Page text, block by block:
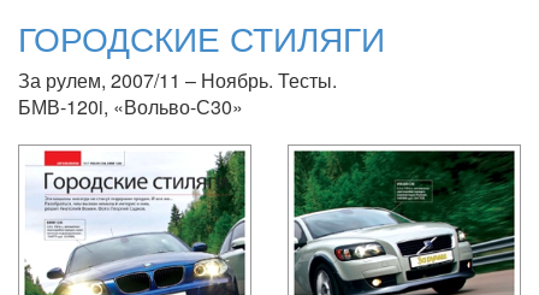
ГОРОДСКИЕ СТИЛЯГИ
За рулем, 2007/11 – Ноябрь. Тесты.
БМВ-120i, «Вольво-С30»